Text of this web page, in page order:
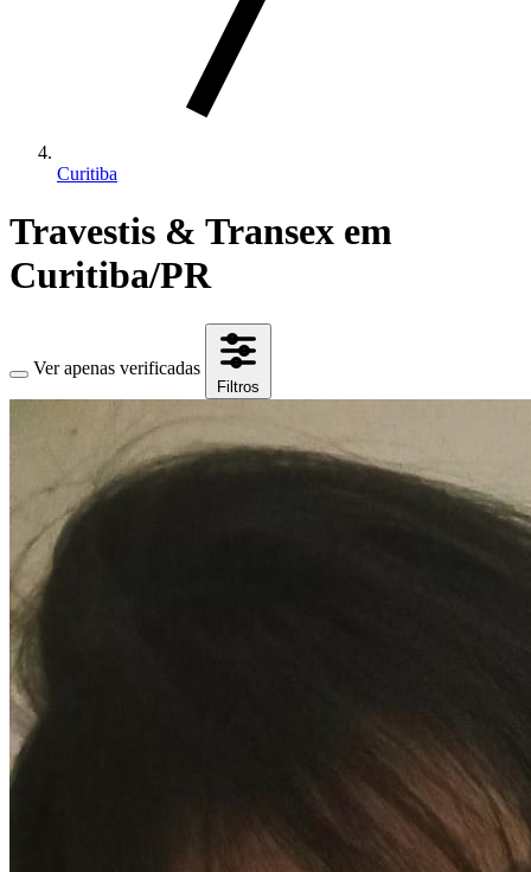
Curitiba
Travestis & Transex em
Curitiba/PR
Ver apenas verificadas
Filtros